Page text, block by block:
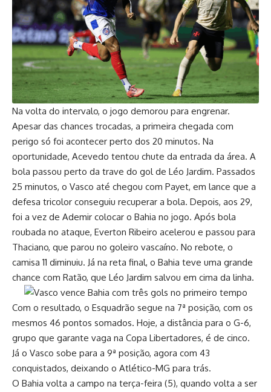
Na volta do intervalo, o jogo demorou para engrenar.
Apesar das chances trocadas, a primeira chegada com
perigo só foi acontecer perto dos 20 minutos. Na
oportunidade, Acevedo tentou chute da entrada da área. A
bola passou perto da trave do gol de Léo Jardim. Passados
25 minutos, o Vasco até chegou com Payet, em lance que a
defesa tricolor conseguiu recuperar a bola. Depois, aos 29,
foi a vez de Ademir colocar o Bahia no jogo. Após bola
roubada no ataque, Everton Ribeiro acelerou e passou para
Thaciano, que parou no goleiro vascaíno. No rebote, o
camisa 11 diminuiu. Já na reta final, o Bahia teve uma grande
chance com Ratão, que Léo Jardim salvou em cima da linha.
Com o resultado, o Esquadrão segue na 7ª posição, com os
mesmos 46 pontos somados. Hoje, a distância para o G-6,
grupo que garante vaga na Copa Libertadores, é de cinco.
Já o Vasco sobe para a 9ª posição, agora com 43
conquistados, deixando o Atlético-MG para trás.
O Bahia volta a campo na terça-feira (5), quando volta a ser